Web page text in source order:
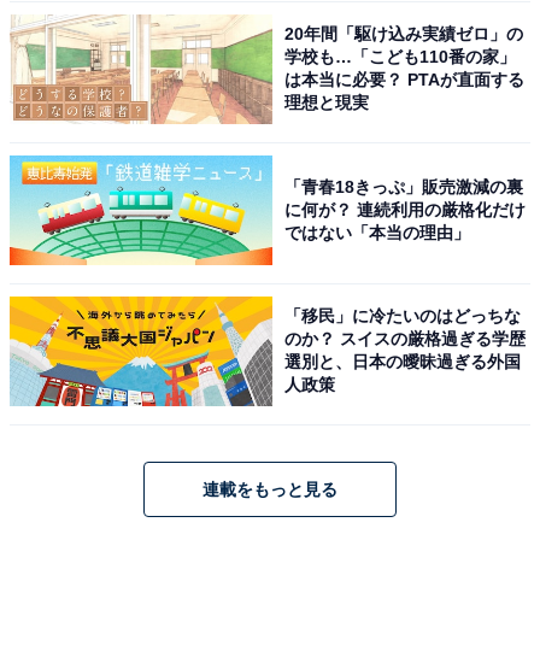
20年間「駆け込み実績ゼロ」の
学校も…「こども110番の家」
は本当に必要？ PTAが直面する
理想と現実
「青春18きっぷ」販売激減の裏
に何が？ 連続利用の厳格化だけ
ではない「本当の理由」
「移民」に冷たいのはどっちな
のか？ スイスの厳格過ぎる学歴
選別と、日本の曖昧過ぎる外国
人政策
連載をもっと見る